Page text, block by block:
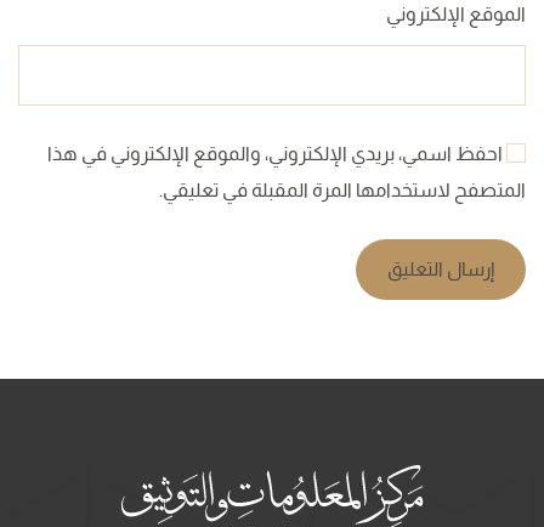
الموقع الإلكتروني
احفظ اسمي، بريدي الإلكتروني، والموقع الإلكتروني في هذا
المتصفح لاستخدامها المرة المقبلة في تعليقي.
إرسال التعليق